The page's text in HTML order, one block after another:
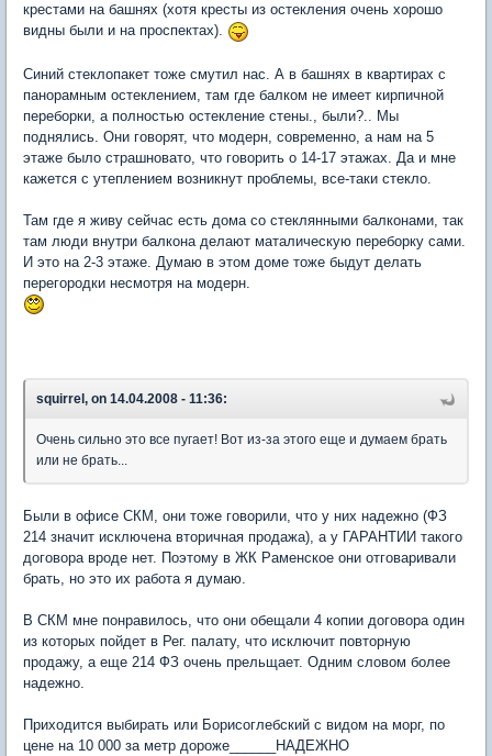
крестами на башнях (хотя кресты из остекления очень хорошо
видны были и на проспектах).
Синий стеклопакет тоже смутил нас. А в башнях в квартирах с
панорамным остеклением, там где балком не имеет кирпичной
переборки, а полностью остекление стены., были?.. Мы
поднялись. Они говорят, что модерн, современно, а нам на 5
этаже было страшновато, что говорить о 14-17 этажах. Да и мне
кажется с утеплением возникнут проблемы, все-таки стекло.
Там где я живу сейчас есть дома со стеклянными балконами, так
там люди внутри балкона делают маталическую переборку сами.
И это на 2-3 этаже. Думаю в этом доме тоже быдут делать
перегородки несмотря на модерн.
squirrel, on 14.04.2008 - 11:36:
Очень сильно это все пугает! Вот из-за этого еще и думаем брать
или не брать...
Были в офисе СКМ, они тоже говорили, что у них надежно (ФЗ
214 значит исключена вторичная продажа), а у ГАРАНТИИ такого
договора вроде нет. Поэтому в ЖК Раменское они отговаривали
брать, но это их работа я думаю.
В СКМ мне понравилось, что они обещали 4 копии договора один
из которых пойдет в Рег. палату, что исключит повторную
продажу, а еще 214 ФЗ очень прельщает. Одним словом более
надежно.
Приходится выбирать или Борисоглебский с видом на морг, по
цене на 10 000 за метр дороже______НАДЕЖНО